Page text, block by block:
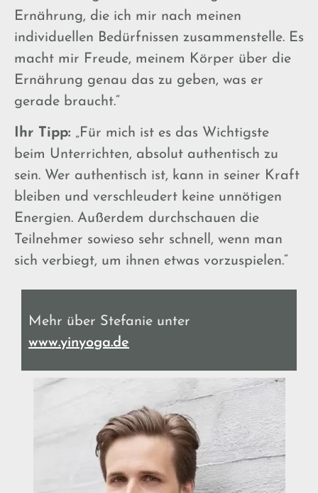
Ernährung, die ich mir nach meinen
individuellen Bedürfnissen zusammenstelle. Es
macht mir Freude, meinem Körper über die
Ernährung genau das zu geben, was er
gerade braucht.“
Ihr Tipp: „Für mich ist es das Wichtigste
beim Unterrichten, absolut authentisch zu
sein. Wer authentisch ist, kann in seiner Kraft
bleiben und verschleudert keine unnötigen
Energien. Außerdem durchschauen die
Teilnehmer sowieso sehr schnell, wenn man
sich verbiegt, um ihnen etwas vorzuspielen.“
Mehr über Stefanie unter
www.yinyoga.de